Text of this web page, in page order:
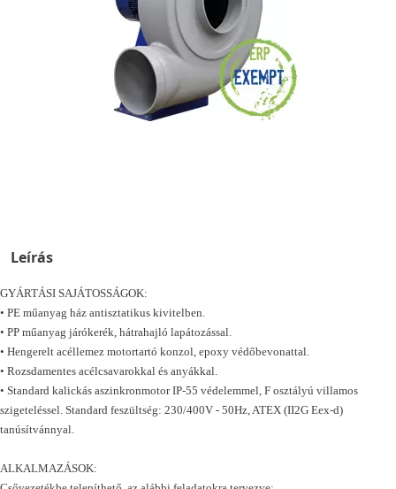
Leírás
GYÁRTÁSI SAJÁTOSSÁGOK:
• PE műanyag ház antisztatikus kivitelben.
• PP műanyag járókerék, hátrahajló lapátozással.
• Hengerelt acéllemez motortartó konzol, epoxy védőbevonattal.
• Rozsdamentes acélcsavarokkal és anyákkal.
• Standard kalickás aszinkronmotor IP-55 védelemmel, F osztályú villamos
szigeteléssel. Standard feszültség: 230/400V - 50Hz, ATEX (II2G Eex-d)
tanúsítvánnyal.
ALKALMAZÁSOK: